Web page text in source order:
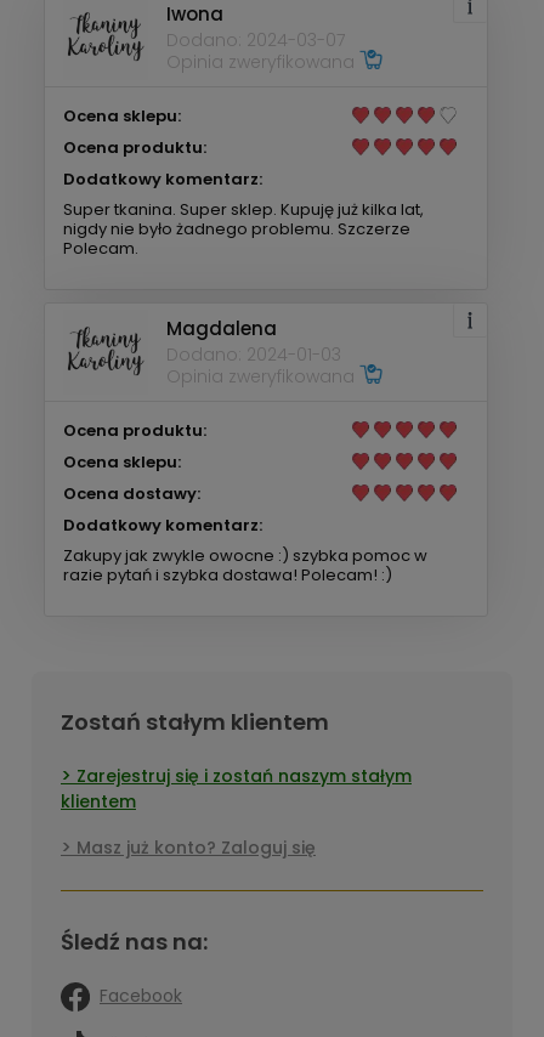
Iwona
Dodano: 2024-03-07
Opinia zweryfikowana
Ocena sklepu:
Ocena produktu:
Dodatkowy komentarz:
Super tkanina. Super sklep. Kupuję już kilka lat,
nigdy nie było żadnego problemu. Szczerze
Polecam.
Magdalena
Dodano: 2024-01-03
Opinia zweryfikowana
Ocena produktu:
Ocena sklepu:
Ocena dostawy:
Dodatkowy komentarz:
Zakupy jak zwykle owocne :) szybka pomoc w
razie pytań i szybka dostawa! Polecam! :)
Zostań stałym klientem
Zarejestruj się i zostań naszym stałym
klientem
Masz już konto? Zaloguj się
Śledź nas na:
Facebook